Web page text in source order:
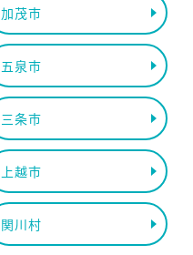
加茂市
五泉市
三条市
上越市
関川村